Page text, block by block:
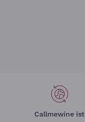
Callmewine ist